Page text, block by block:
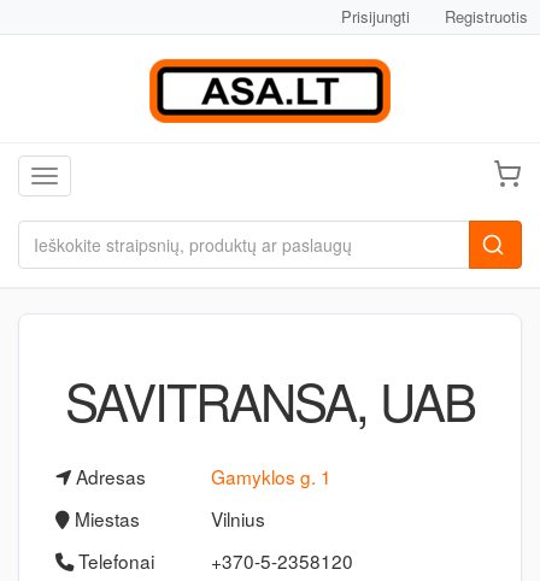
Prisijungti Registruotis
Toggle navigation
SAVITRANSA, UAB
Adresas
Gamyklos g. 1
Miestas
Vilnius
Telefonai
+370-5-2358120